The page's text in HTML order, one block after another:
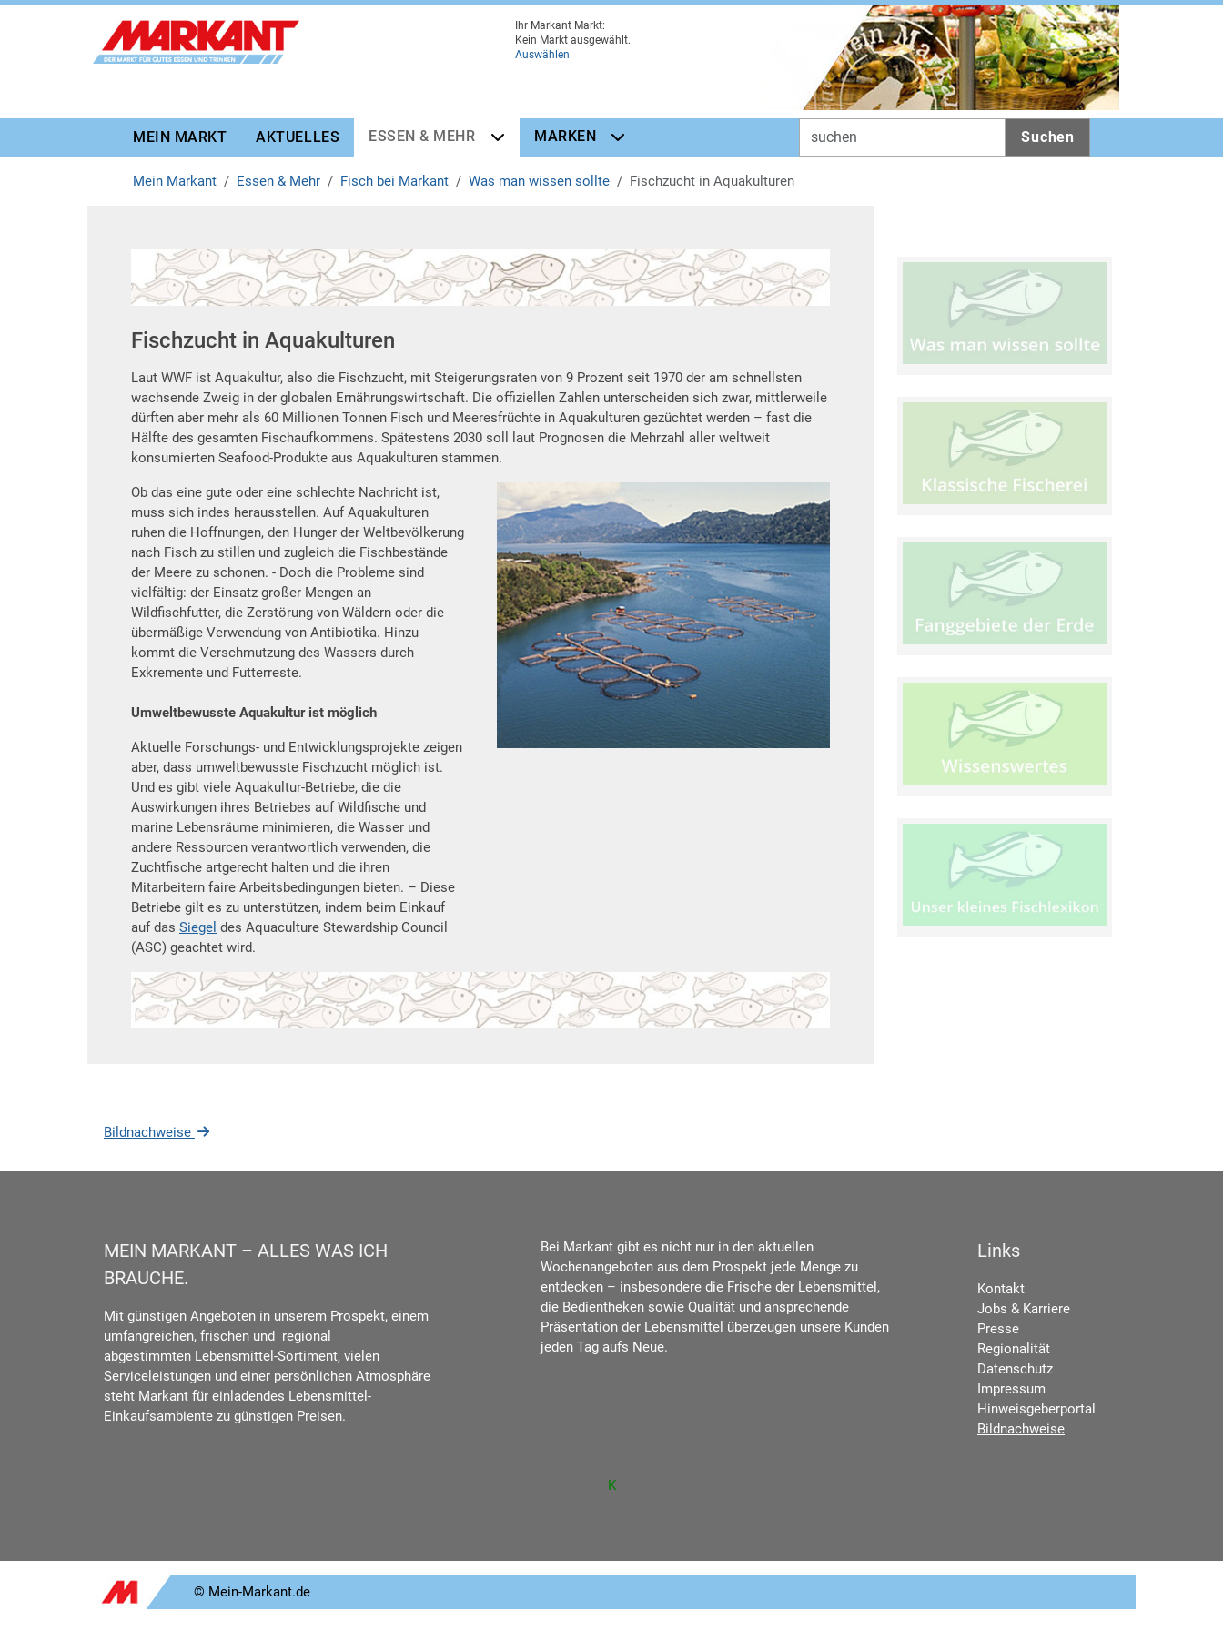
Zur Marktauswahl
Zur Hauptnavigation
Zum Hauptinhalt
Zum Fussbereich
Ihr Markant Markt:
Kein Markt ausgewählt.
Auswählen
MEIN MARKT AKTUELLES ESSEN & MEHR MARKEN Suchen
Mein Markant Essen & Mehr Fisch bei Markant Was man wissen sollte Fischzucht in Aquakulturen
Fischzucht in Aquakulturen
Laut WWF ist Aquakultur, also die Fischzucht, mit Steigerungsraten von 9 Prozent seit 1970 der am schnellsten
wachsende Zweig in der globalen Ernährungswirtschaft. Die offiziellen Zahlen unterscheiden sich zwar, mittlerweile
dürften aber mehr als 60 Millionen Tonnen Fisch und Meeresfrüchte in Aquakulturen gezüchtet werden – fast die
Hälfte des gesamten Fischaufkommens. Spätestens 2030 soll laut Prognosen die Mehrzahl aller weltweit
konsumierten Seafood-Produkte aus Aquakulturen stammen.
Ob das eine gute oder eine schlechte Nachricht ist,
muss sich indes herausstellen. Auf Aquakulturen
ruhen die Hoffnungen, den Hunger der Weltbevölkerung
nach Fisch zu stillen und zugleich die Fischbestände
der Meere zu schonen. - Doch die Probleme sind
vielfältig: der Einsatz großer Mengen an
Wildfischfutter, die Zerstörung von Wäldern oder die
übermäßige Verwendung von Antibiotika. Hinzu
kommt die Verschmutzung des Wassers durch
Exkremente und Futterreste.
Umweltbewusste Aquakultur ist möglich
Aktuelle Forschungs- und Entwicklungsprojekte zeigen
aber, dass umweltbewusste Fischzucht möglich ist.
Und es gibt viele Aquakultur-Betriebe, die die
Auswirkungen ihres Betriebes auf Wildfische und
marine Lebensräume minimieren, die Wasser und
andere Ressourcen verantwortlich verwenden, die
Zuchtfische artgerecht halten und die ihren
Mitarbeitern faire Arbeitsbedingungen bieten. – Diese
Betriebe gilt es zu unterstützen, indem beim Einkauf
auf das Siegel des Aquaculture Stewardship Council
(ASC) geachtet wird.
Bildnachweise
MEIN MARKANT – ALLES WAS ICH
BRAUCHE.
Mit günstigen Angeboten in unserem Prospekt, einem
umfangreichen, frischen und regional
abgestimmten Lebensmittel-Sortiment, vielen
Serviceleistungen und einer persönlichen Atmosphäre
steht Markant für einladendes Lebensmittel-
Einkaufsambiente zu günstigen Preisen.
Bei Markant gibt es nicht nur in den aktuellen
Wochenangeboten aus dem Prospekt jede Menge zu
entdecken – insbesondere die Frische der Lebensmittel,
die Bedientheken sowie Qualität und ansprechende
Präsentation der Lebensmittel überzeugen unsere Kunden
jeden Tag aufs Neue.
Links
Kontakt
Jobs & Karriere
Presse
Regionalität
Datenschutz
Impressum
Hinweisgeberportal
Bildnachweise
K
© Mein-Markant.de